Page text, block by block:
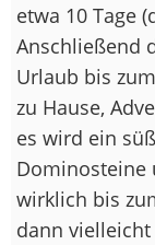
etwa 10 Tage
Anschließend
Urlaub bis
zu Hause,
es wird ein
Dominosteine
wirklich bis
dann